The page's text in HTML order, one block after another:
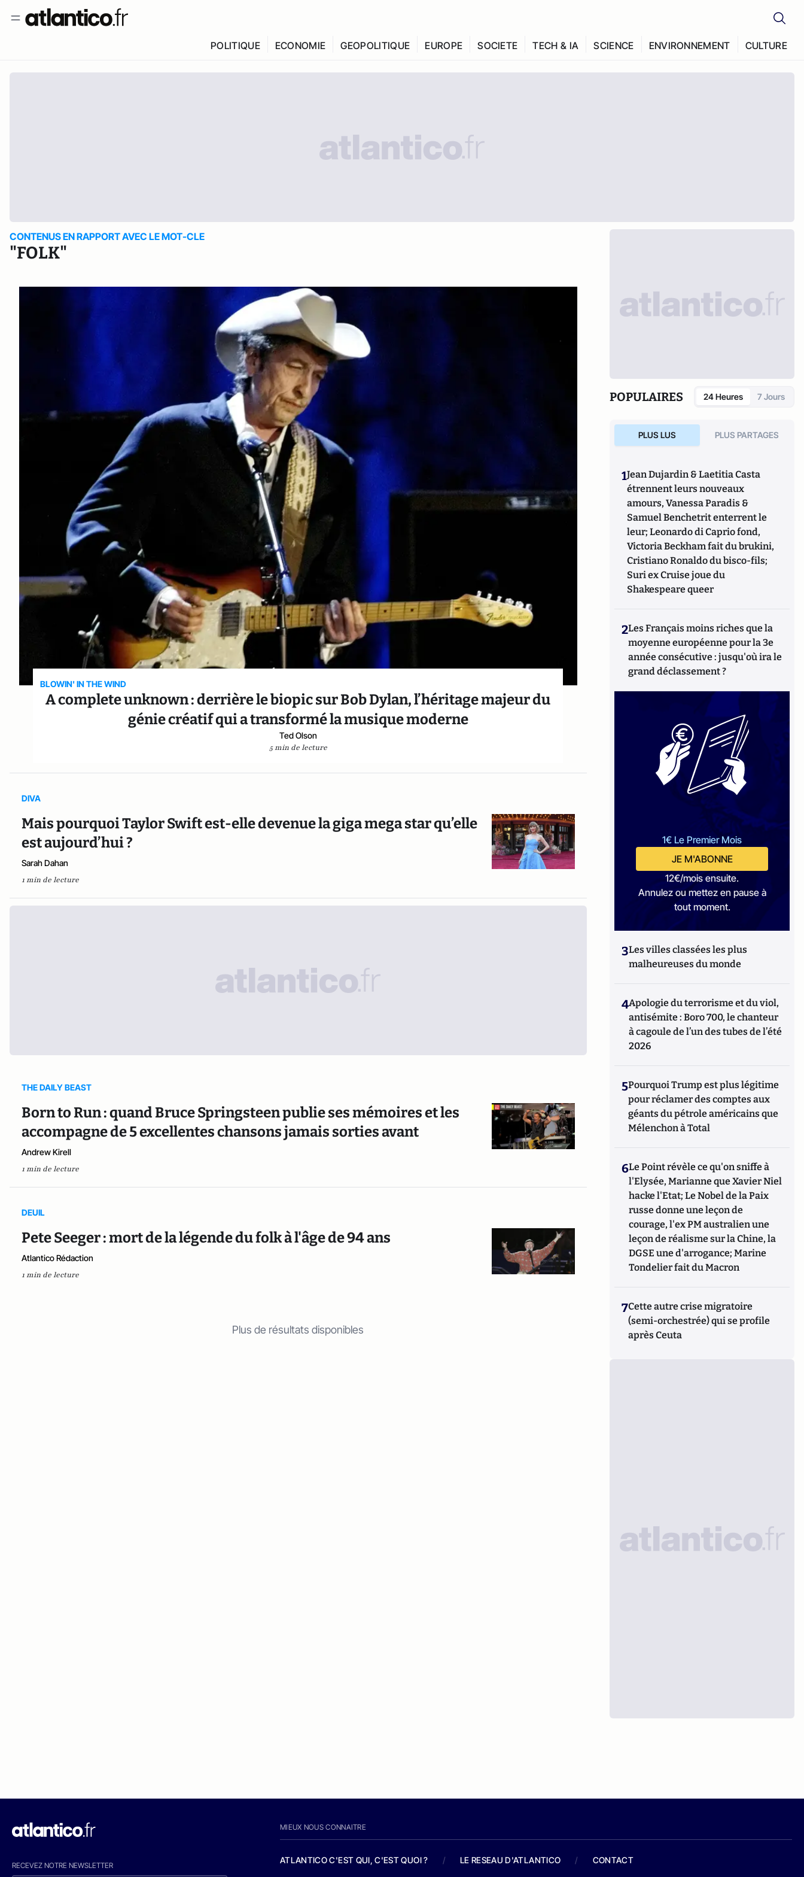
POLITIQUE ECONOMIE GEOPOLITIQUE EUROPE SOCIETE TECH & IA SCIENCE ENVIRONNEMENT CULTURE
CONTENUS EN RAPPORT AVEC LE MOT-CLE
"FOLK"
BLOWIN' IN THE WIND
A complete unknown : derrière le biopic sur Bob Dylan, l’héritage majeur du
génie créatif qui a transformé la musique moderne
Ted Olson
5 min de lecture
DIVA
Mais pourquoi Taylor Swift est-elle devenue la giga mega star qu’elle
est aujourd’hui ?
Sarah Dahan
1 min de lecture
THE DAILY BEAST
Born to Run : quand Bruce Springsteen publie ses mémoires et les
accompagne de 5 excellentes chansons jamais sorties avant
Andrew Kirell
1 min de lecture
DEUIL
Pete Seeger : mort de la légende du folk à l'âge de 94 ans
Atlantico Rédaction
1 min de lecture
Plus de résultats disponibles
POPULAIRES 24 Heures 7 Jours
PLUS LUS PLUS PARTAGES
1Jean Dujardin & Laetitia Casta
étrennent leurs nouveaux
amours, Vanessa Paradis &
Samuel Benchetrit enterrent le
leur; Leonardo di Caprio fond,
Victoria Beckham fait du brukini,
Cristiano Ronaldo du bisco-fils;
Suri ex Cruise joue du
Shakespeare queer
2Les Français moins riches que la
moyenne européenne pour la 3e
année consécutive : jusqu'où ira le
grand déclassement ?
1€ Le Premier Mois
JE M'ABONNE
12€/mois ensuite.
Annulez ou mettez en pause à
tout moment.
3Les villes classées les plus
malheureuses du monde
4Apologie du terrorisme et du viol,
antisémite : Boro 700, le chanteur
à cagoule de l’un des tubes de l’été
2026
5Pourquoi Trump est plus légitime
pour réclamer des comptes aux
géants du pétrole américains que
Mélenchon à Total
6Le Point révèle ce qu'on sniffe à
l'Elysée, Marianne que Xavier Niel
hacke l'Etat; Le Nobel de la Paix
russe donne une leçon de
courage, l'ex PM australien une
leçon de réalisme sur la Chine, la
DGSE une d'arrogance; Marine
Tondelier fait du Macron
7Cette autre crise migratoire
(semi-orchestrée) qui se profile
après Ceuta
RECEVEZ NOTRE NEWSLETTER
MIEUX NOUS CONNAITRE
ATLANTICO C'EST QUI, C'EST QUOI ? / LE RESEAU D'ATLANTICO / CONTACT